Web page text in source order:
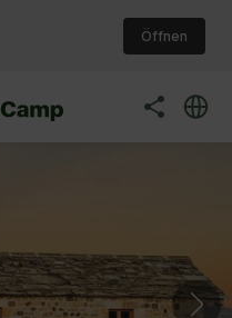
Öffnen